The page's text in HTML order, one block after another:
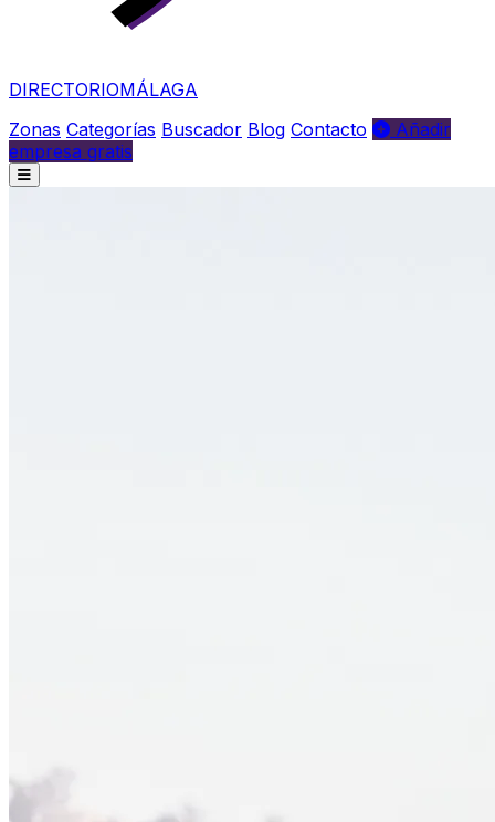
DIRECTORIOMÁLAGA
Zonas Categorías Buscador Blog Contacto
Añadir
empresa gratis